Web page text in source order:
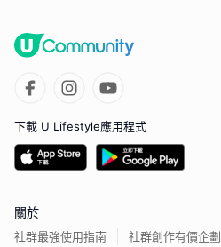
下載 U Lifestyle應用程式
關於
社群最強使用指南 社群創作有價企劃